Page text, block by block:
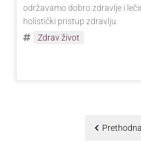
održavamo dobro zdravlje i
holistički pristup zdravlju.
Zdrav život
Prethodna